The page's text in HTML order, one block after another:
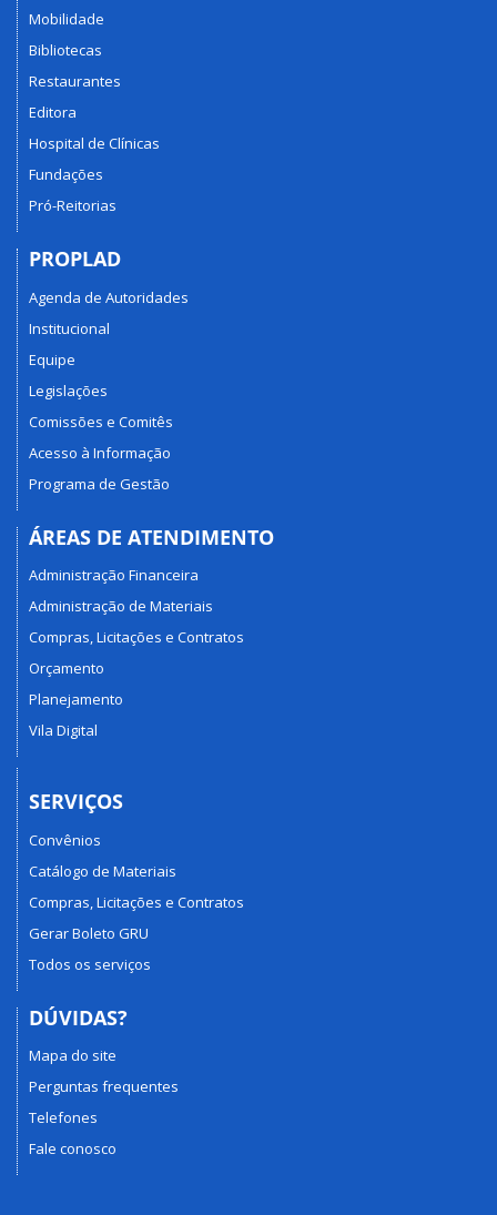
Mobilidade
Bibliotecas
Restaurantes
Editora
Hospital de Clínicas
Fundações
Pró-Reitorias
PROPLAD
Agenda de Autoridades
Institucional
Equipe
Legislações
Comissões e Comitês
Acesso à Informação
Programa de Gestão
ÁREAS DE ATENDIMENTO
Administração Financeira
Administração de Materiais
Compras, Licitações e Contratos
Orçamento
Planejamento
Vila Digital
SERVIÇOS
Convênios
Catálogo de Materiais
Compras, Licitações e Contratos
Gerar Boleto GRU
Todos os serviços
DÚVIDAS?
Mapa do site
Perguntas frequentes
Telefones
Fale conosco